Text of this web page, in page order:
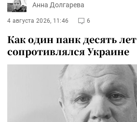
Анна Долгарева
4 августа 2026, 11:46 6
Как один панк десять лет
сопротивлялся Украине